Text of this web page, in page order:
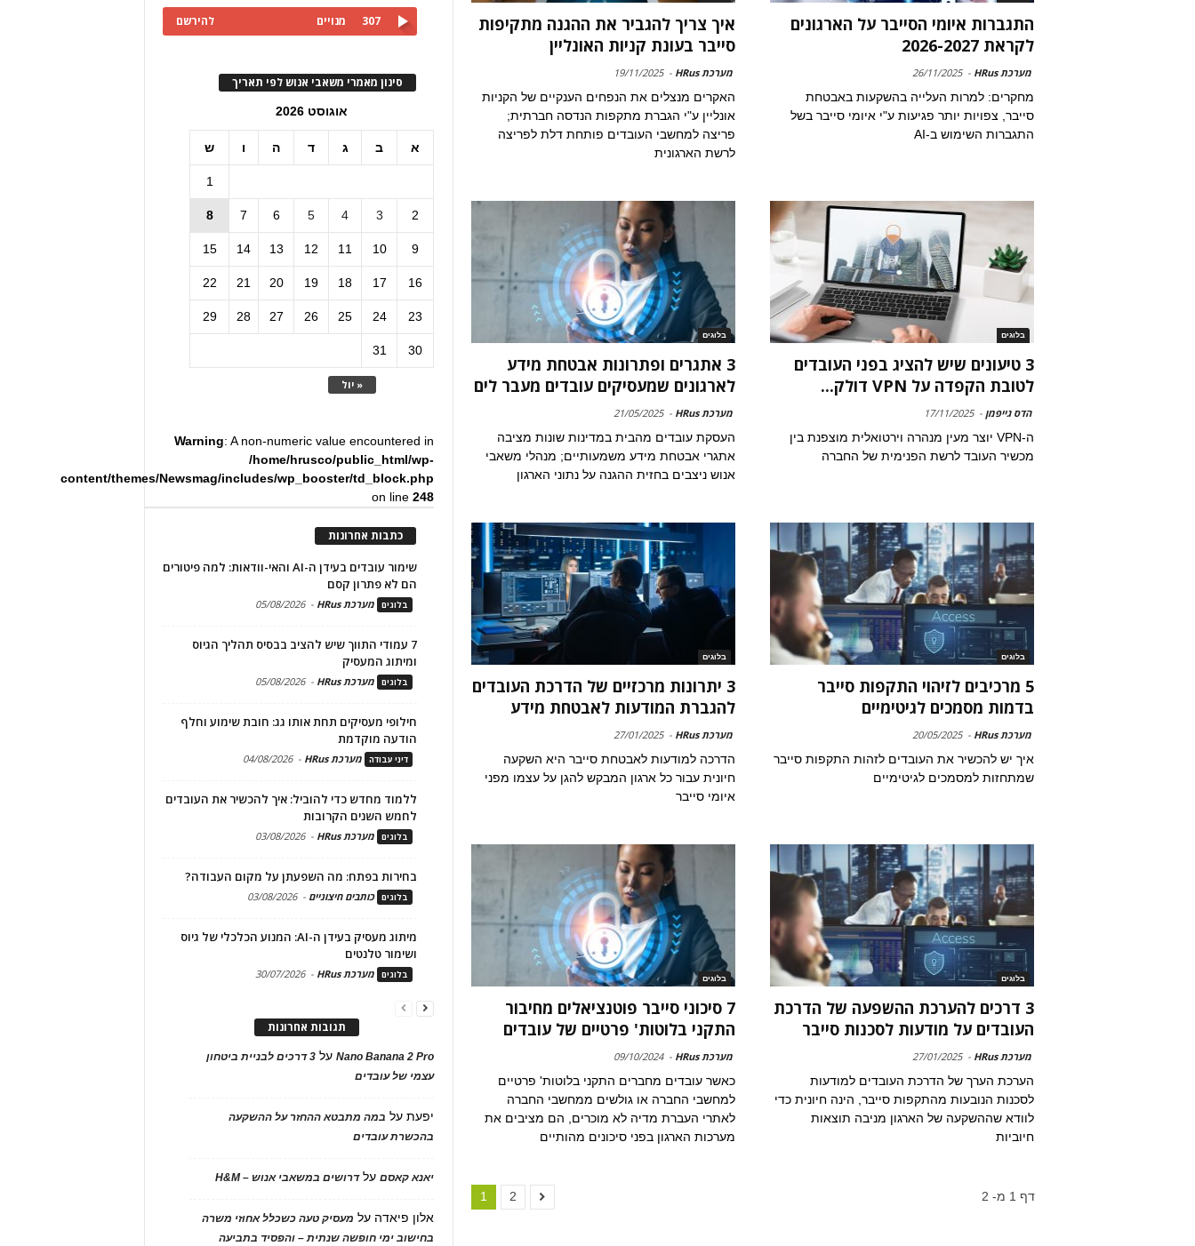
התגברות איומי הסייבר על הארגונים
לקראת 2026-2027
מערכת HRus -
26/11/2025
מחקרים: למרות העלייה בהשקעות באבטחת
סייבר, צפויות יותר פגיעות ע"י איומי סייבר בשל
התגברות השימוש ב-AI
איך צריך להגביר את ההגנה מתקיפות
סייבר בעונת קניות האונליין
מערכת HRus -
19/11/2025
האקרים מנצלים את הנפחים הענקיים של הקניות
אונליין ע"י הגברת מתקפות הנדסה חברתית;
פריצה למחשבי העובדים פותחת דלת לפריצה
לרשת הארגונית
בלוגים
3 טיעונים שיש להציג בפני העובדים
לטובת הקפדה על VPN דולק...
הדס גייפמן -
17/11/2025
ה-VPN יוצר מעין מנהרה וירטואלית מוצפנת בין
מכשיר העובד לרשת הפנימית של החברה
בלוגים
3 אתגרים ופתרונות אבטחת מידע
לארגונים שמעסיקים עובדים מעבר לים
מערכת HRus -
21/05/2025
העסקת עובדים מהבית במדינות שונות מציבה
אתגרי אבטחת מידע משמעותיים; מנהלי משאבי
אנוש ניצבים בחזית ההגנה על נתוני הארגון
בלוגים
5 מרכיבים לזיהוי התקפות סייבר
בדמות מסמכים לגיטימיים
מערכת HRus -
20/05/2025
איך יש להכשיר את העובדים לזהות התקפות סייבר
שמתחזות למסמכים לגיטימיים
בלוגים
3 יתרונות מרכזיים של הדרכת העובדים
להגברת המודעות לאבטחת מידע
מערכת HRus -
27/01/2025
הדרכה למודעות לאבטחת סייבר היא השקעה
חיונית עבור כל ארגון המבקש להגן על עצמו מפני
איומי סייבר
בלוגים
3 דרכים להערכת ההשפעה של הדרכת
העובדים על מודעות לסכנות סייבר
מערכת HRus -
27/01/2025
הערכת הערך של הדרכת העובדים למודעות
לסכנות הנובעות מהתקפות סייבר, הינה חיונית כדי
לוודא שההשקעה של הארגון מניבה תוצאות
חיוביות
בלוגים
7 סיכוני סייבר פוטנציאלים מחיבור
התקני בלוטות' פרטיים של עובדים
מערכת HRus -
09/10/2024
כאשר עובדים מחברים התקני בלוטות' פרטיים
למחשבי החברה או גולשים ממחשבי החברה
לאתרי העברת מדיה לא מוכרים, הם מציבים את
מערכות הארגון בפני סיכונים מהותיים
1 2 דף 1 מ- 2
307 מנויים להירשם
סינון מאמרי משאבי אנוש לפי תאריך
אוגוסט 2026
א ב ג ד ה ו ש
« יול
1
2
3
4
5
6
7
8
9
10
11
12
13
14
15
16
17
18
19
20
21
22
23
24
25
26
27
28
29
30
31
Warning: A non-numeric value encountered in
/home/hrusco/public_html/wp-
content/themes/Newsmag/includes/wp_booster/td_block.php
on line248
כתבות אחרונות
שימור עובדים בעידן ה-AI והאי-וודאות: למה פיטורים
הם לא פתרון קסם
בלוגים מערכת HRus -
05/08/2026
7 עמודי התווך שיש להציב בבסיס תהליך הגיוס
ומיתוג המעסיק
בלוגים מערכת HRus -
05/08/2026
חילופי מעסיקים תחת אותו גג: חובת שימוע וחלף
הודעה מוקדמת
דיני עבודה מערכת HRus -
04/08/2026
ללמוד מחדש כדי להוביל: איך להכשיר את העובדים
לחמש השנים הקרובות
בלוגים מערכת HRus -
03/08/2026
בחירות בפתח: מה השפעתן על מקום העבודה?
בלוגים כותבים חיצוניים -
03/08/2026
מיתוג מעסיק בעידן ה-AI: המנוע הכלכלי של גיוס
ושימור טלנטים
בלוגים מערכת HRus -
30/07/2026
תגובות אחרונות
Nano Banana 2 Proעל
3 דרכים לבניית ביטחון
עצמי של עובדים
יפעתעל במה מתבטא ההחזר על ההשקעה
בהכשרת עובדים
יאנא קאסםעלדרושים במשאבי אנוש – H&M
אלון פיאדה על מעסיק טעה כשכלל אחוזי משרה
בחישוב ימי חופשה שנתית – והפסיד בתביעה